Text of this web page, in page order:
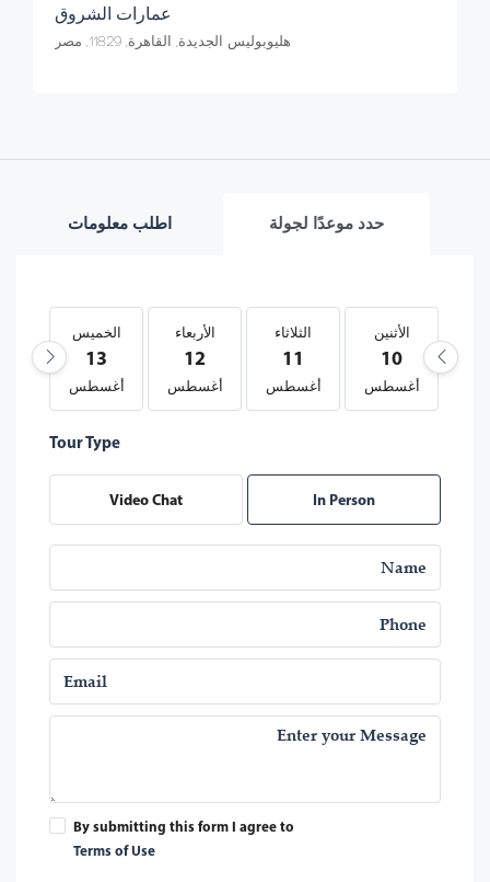
عمارات الشروق
هليوبوليس الجديدة, القاهرة, 11829, مصر
حدد موعدًا لجولة اطلب معلومات
الأثنين
10
أغسطس
الثلاثاء
11
أغسطس
الأربعاء
12
أغسطس
الخميس
13
أغسطس
Tour Type
In Person
Video Chat
By submitting this form I agree to
Terms of Use